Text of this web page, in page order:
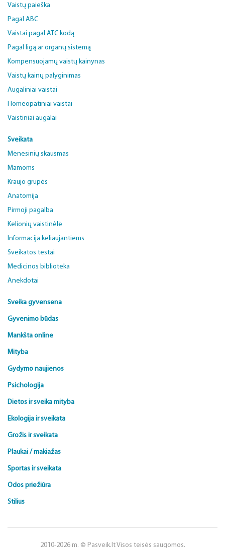
Vaistų paieška
Pagal ABC
Vaistai pagal ATC kodą
Pagal ligą ar organų sistemą
Kompensuojamų vaistų kainynas
Vaistų kainų palyginimas
Augaliniai vaistai
Homeopatiniai vaistai
Vaistiniai augalai
Sveikata
Mėnesinių skausmas
Mamoms
Kraujo grupės
Anatomija
Pirmoji pagalba
Kelionių vaistinėlė
Informacija keliaujantiems
Sveikatos testai
Medicinos biblioteka
Anekdotai
Sveika gyvensena
Gyvenimo būdas
Mankšta online
Mityba
Gydymo naujienos
Psichologija
Dietos ir sveika mityba
Ekologija ir sveikata
Grožis ir sveikata
Plaukai / makiažas
Sportas ir sveikata
Odos priežiūra
Stilius
2010-2026 m. © Pasveik.lt Visos teisės saugomos.